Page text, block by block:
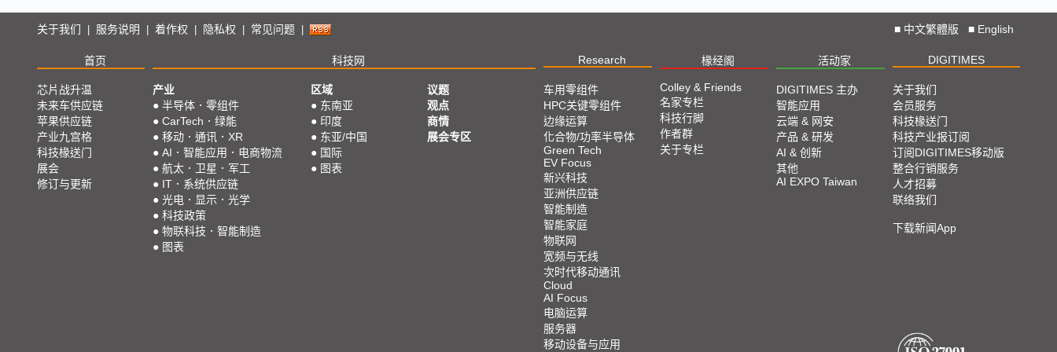
关于我们 服务说明 着作权 隐私权 常见问题 ■ 中文繁體版 ■ English
首页 科技网 Research 椽经阁 活动家 DIGITIMES
芯片战升温
未来车供应链
苹果供应链
产业九宫格
科技椽送门
展会
修订与更新
产业
● 半导体．零组件
● CarTech．绿能
● 移动．通讯．XR
● AI．智能应用．电商物流
● 航太．卫星．军工
● IT．系统供应链
● 光电．显示．光学
● 科技政策
● 物联科技．智能制造
● 图表
区域
● 东南亚
● 印度
● 东亚/中国
● 国际
● 图表
议题
观点
商情
展会专区
车用零组件
HPC关键零组件
边缘运算
化合物/功率半导体
Green Tech
EV Focus
新兴科技
亚洲供应链
智能制造
智能家庭
物联网
宽频与无线
次时代移动通讯
Cloud
AI Focus
电脑运算
服务器
移动设备与应用
Colley & Friends
名家专栏
科技行脚
作者群
关于专栏
DIGITIMES 主办
智能应用
云端 & 网安
产品 & 研发
AI & 创新
其他
AI EXPO Taiwan
关于我们
会员服务
科技椽送门
科技产业报订阅
订阅DIGITIMES移动版
整合行销服务
人才招募
联络我们
下载新闻App